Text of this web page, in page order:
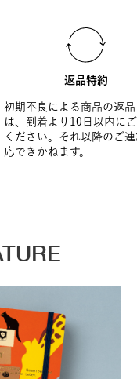
返品特約
初期不良による商品の返
は、到着より10日以内に
ください。それ以降のご
応できかねます。